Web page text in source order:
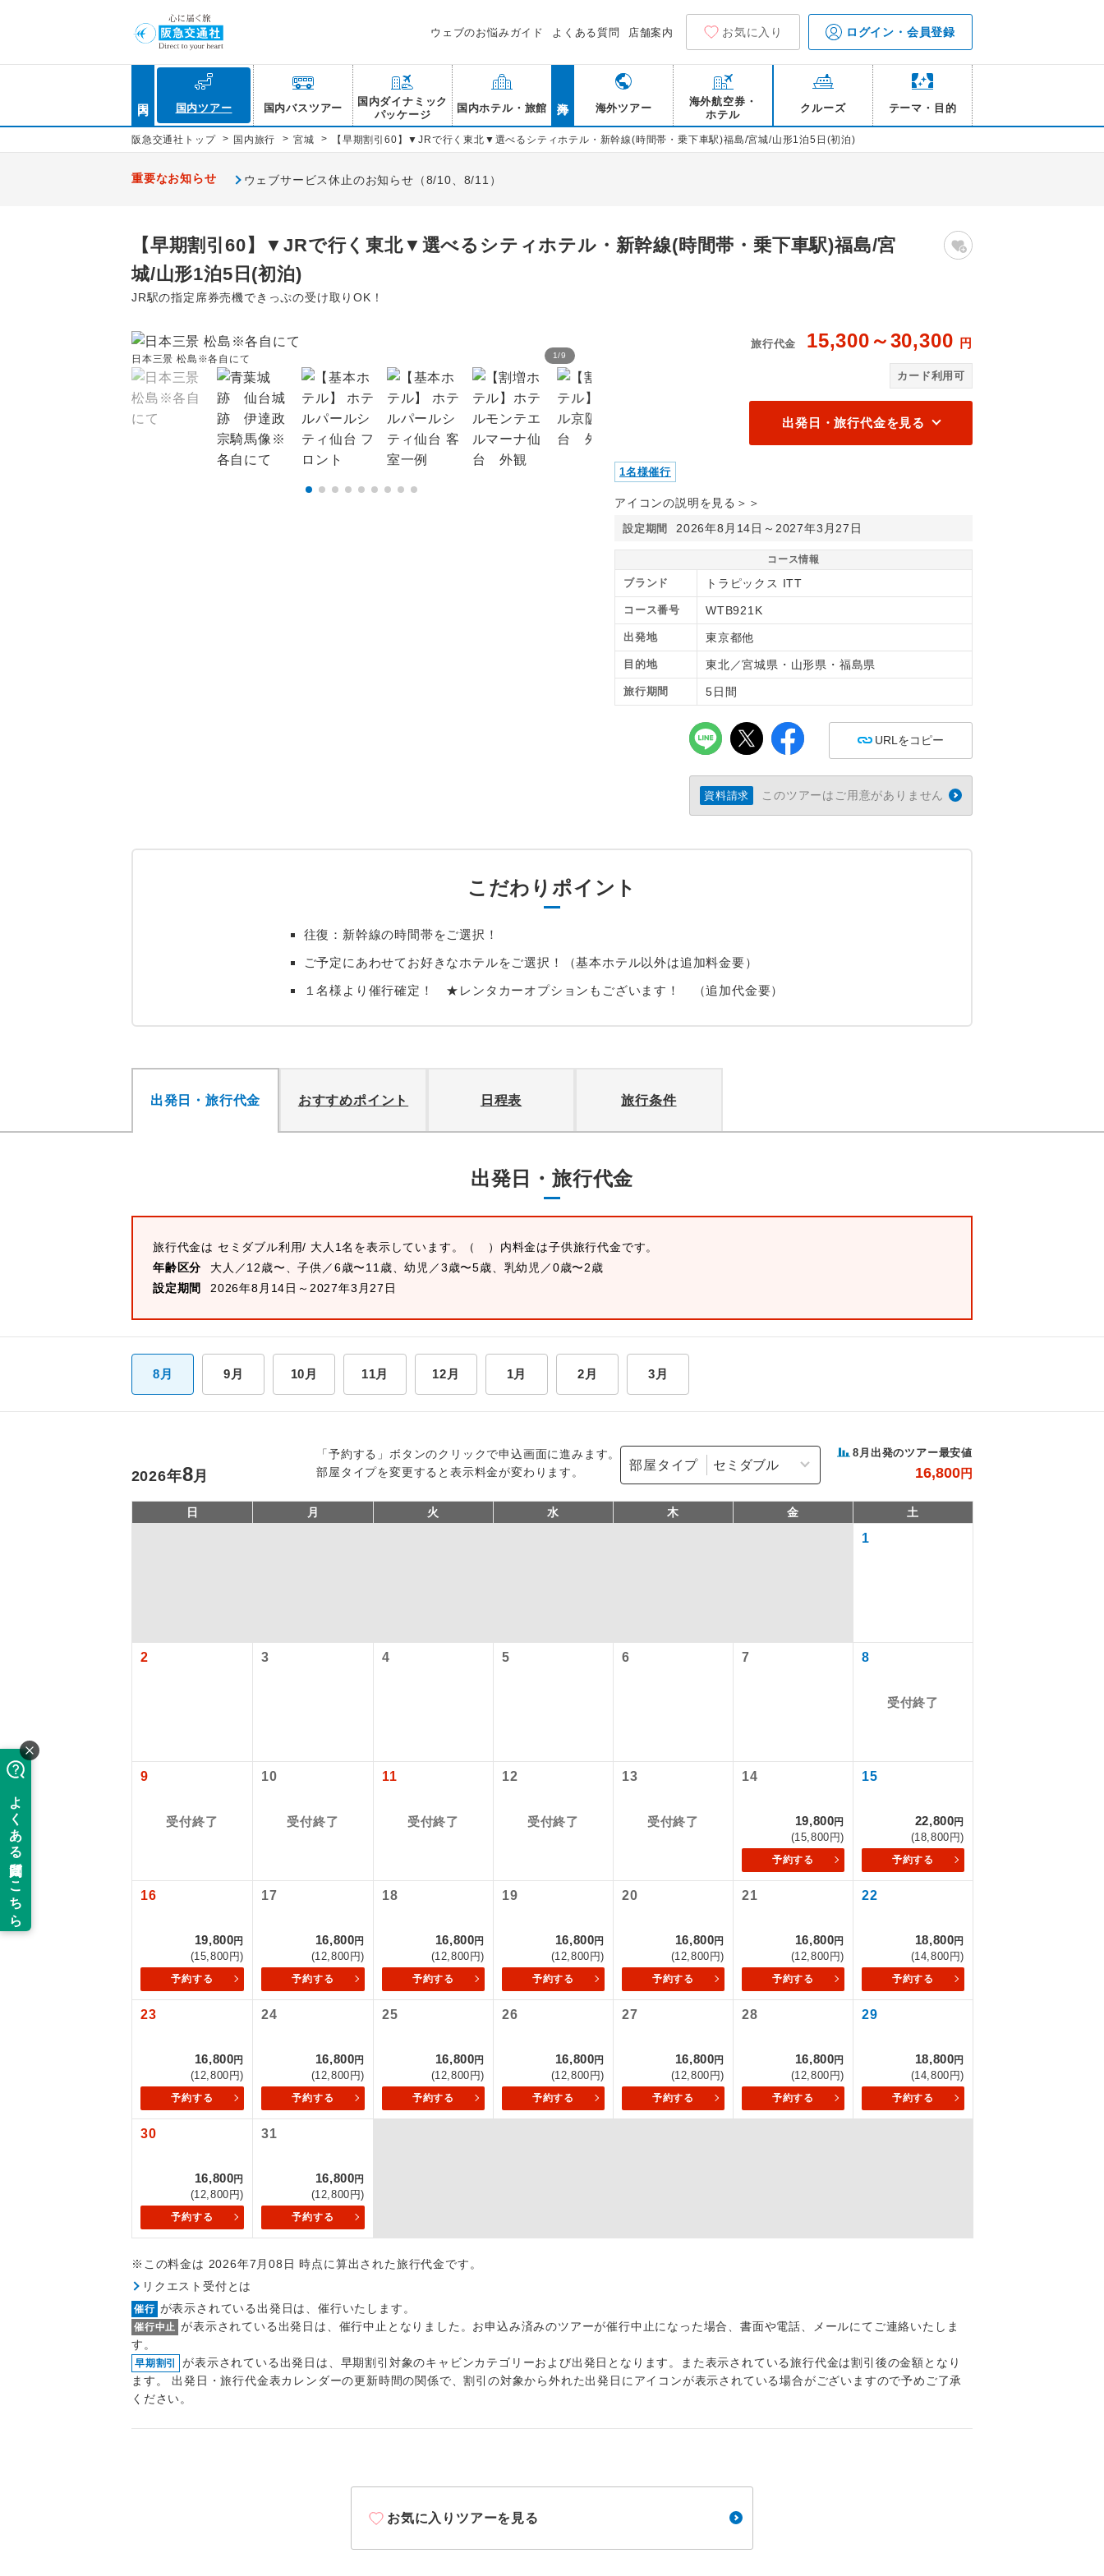
ウェブのお悩みガイド よくある質問 店舗案内 お気に入り ログイン・会員登録
国内ツアー 国内バスツアー
国内ダイナミック
パッケージ
国内ホテル・旅館 海外ツアー
海外航空券・
ホテル
クルーズ テーマ・目的
阪急交通社トップ > 国内旅行 > 宮城 > 【早期割引60】▼JRで行く東北▼選べるシティホテル・新幹線(時間帯・乗下車駅)福島/宮城/山形1泊5日(初泊)
重要なお知らせ ウェブサービス休止のお知らせ（8/10、8/11）
【早期割引60】▼JRで行く東北▼選べるシティホテル・新幹線(時間帯・乗下車駅)福島/宮
城/山形1泊5日(初泊)
JR駅の指定席券売機できっぷの受け取りOK！
1/9
日本三景 松島※各自にて
旅行代金 15,300～30,300 円
カード利用可
出発日・旅行代金を見る
1名様催行
アイコンの説明を見る＞＞
設定期間 2026年8月14日～2027年3月27日
コース情報
ブランド トラピックス ITT
コース番号 WTB921K
出発地 東京都他
目的地 東北／宮城県・山形県・福島県
旅行期間 5日間
URLをコピー
資料請求 このツアーはご用意がありません
こだわりポイント
往復：新幹線の時間帯をご選択！
ご予定にあわせてお好きなホテルをご選択！（基本ホテル以外は追加料金要）
１名様より催行確定！ ★レンタカーオプションもございます！ （追加代金要）
出発日・旅行代金 おすすめポイント 日程表 旅行条件
出発日・旅行代金
旅行代金は セミダブル利用/ 大人1名を表示しています。
（ ）内料金は子供旅行代金です。
年齢区分
大人／12歳〜、子供／6歳〜11歳、幼児／3歳〜5歳、乳幼児／0歳〜2歳
設定期間
2026年8月14日～2027年3月27日
8月 9月 10月 11月 12月 1月 2月 3月
「予約する」ボタンのクリックで申込画面に進みます。
部屋タイプを変更すると表示料金が変わります。
部屋タイプ
8 月出発のツアー最安値
16,800円
2026年8月
日 月 火 水 木 金 土
1
2 3 4 5 6 7 8
受付終了
9
受付終了
10
受付終了
11
受付終了
12
受付終了
13
受付終了
14
19,800円
(15,800円)
予約する
15
22,800円
(18,800円)
予約する
16
19,800円
(15,800円)
予約する
17
16,800円
(12,800円)
予約する
18
16,800円
(12,800円)
予約する
19
16,800円
(12,800円)
予約する
20
16,800円
(12,800円)
予約する
21
16,800円
(12,800円)
予約する
22
18,800円
(14,800円)
予約する
23
16,800円
(12,800円)
予約する
24
16,800円
(12,800円)
予約する
25
16,800円
(12,800円)
予約する
26
16,800円
(12,800円)
予約する
27
16,800円
(12,800円)
予約する
28
16,800円
(12,800円)
予約する
29
18,800円
(14,800円)
予約する
30
16,800円
(12,800円)
予約する
31
16,800円
(12,800円)
予約する
※この料金は 2026年7月08日 時点に算出された旅行代金です。
リクエスト受付とは
催行 が表示されている出発日は、催行いたします。
催行中止 が表示されている出発日は、催行中止となりました。お申込み済みのツアーが催行中止になった場合、書面や電話、メールにてご連絡いたしま
す。
早期割引
が表示されている出発日は、早期割引対象のキャビンカテゴリーおよび出発日となります。また表示されている旅行代金は割引後の金額となり
ます。 出発日・旅行代金表カレンダーの更新時間の関係で、割引の対象から外れた出発日にアイコンが表示されている場合がございますので予めご了承
ください。
お気に入りツアーを見る
現地添乗員同行
現地到着空港（駅）から最終日出発空港（駅）まで添乗員が
バスガイド乗務 バスガイドが乗務し、車内での観光案内があります。
絶景 絶景スポットに立ち寄るコースです。
温泉 温泉地にも宿泊するコースです。
大浴場 ご宿泊ホテルに大浴場が付いています。
全てのお食事が付いていますので、お食事の心配はいりませ
お部屋食
トラベルイヤホン
1名様催行 1名様から出発可能な個人型プランです。
2名様催行
1名様1室同代金 1名様1室利用でも追加料金がかからないコースです。
年齢制限あり ご参加にあたり年齢に制限があるコースです。
利用航空会社が指定なので、ご出発の計画にとても便利で
す。